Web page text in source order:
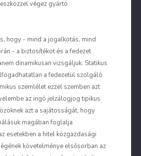
végez gyártó
hogy - mind a jogalkotás, mind
- a biztosítékot és a fedezet
dinamikusan vizsgáljuk. Statikus
a fedezetül szolgáló
szemlélet ezzel szemben azt
az ingó jelzálogjog tipikus
azt a sajátosságát, hogy
magában foglalja
esetekben a hitel közgazdasági
követelménye elsősorban az